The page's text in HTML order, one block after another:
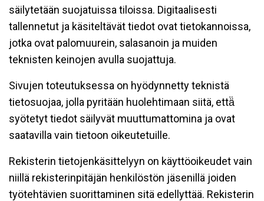
säilytetään suojatuissa tiloissa. Digitaalisesti
tallennetut ja käsiteltävät tiedot ovat tietokannoissa,
jotka ovat palomuurein, salasanoin ja muiden
teknisten keinojen avulla suojattuja.
Sivujen toteutuksessa on hyödynnetty teknistä
tietosuojaa, jolla pyritään huolehtimaan siitä, että̈
syötetyt tiedot säilyvät muuttumattomina ja ovat
saatavilla vain tietoon oikeutetuille.
Rekisterin tietojenkäsittelyyn on käyttöoikeudet vain
niillä rekisterinpitäjän henkilöstön jäsenillä joiden
työtehtävien suorittaminen sitä edellyttää. Rekisterin